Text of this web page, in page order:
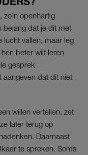
openhartig
belang dat je dit met
lucht vallen, maar leg
beter wilt leren
gesprek
aangeven dat dit niet
willen vertellen, zet
later terug op
Daarnaast
te spreken. Soms